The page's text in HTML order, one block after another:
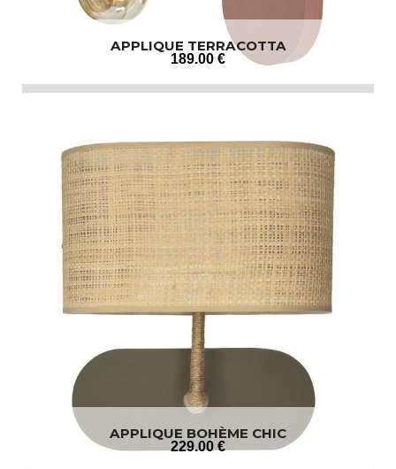
APPLIQUE TERRACOTTA
189.00 €
APPLIQUE BOHÈME CHIC
229.00 €